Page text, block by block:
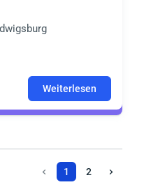
Weiterlesen
1 2